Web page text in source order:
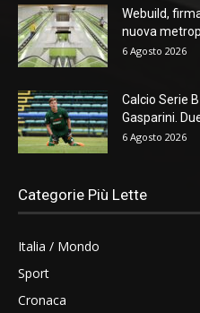
Webuild,
nuova
6 Agosto 2026
Calcio Serie
Gasparini.
6 Agosto 2026
Categorie Più Lette
Italia / Mondo
Sport
Cronaca